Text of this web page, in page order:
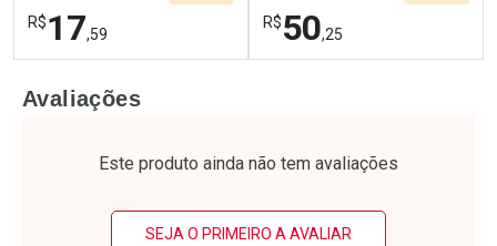
R$17,59
Laboratório
Por Menos
R$50,25
Laboratório
Por Menos
Avaliações
Este produto ainda não tem avaliações
SEJA O PRIMEIRO A AVALIAR